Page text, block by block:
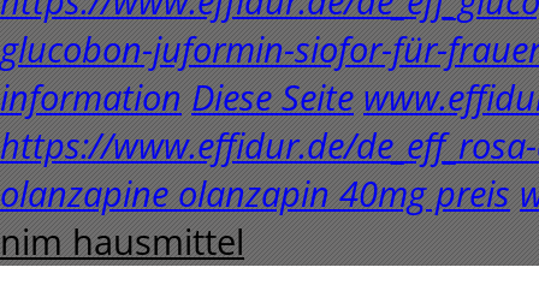
glucobon-juformin-siofor-für-
information Diese Seite
https://www.effidur.de/
olanzapine olanzapin 40mg preis
nim hausmittel